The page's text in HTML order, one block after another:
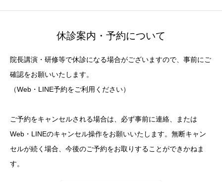
休診案内・予約について
院長講演・研修等で休診になる場合がございますので、事前にご
確認をお願いいたします。
（Web・LINE予約をご利用ください）
ご予約をキャンセルされる場合は、必ず事前に連絡、または
Web・LINEのキャンセル操作をお願いいたします。無断キャン
セルが続く場合、今後のご予約をお取りすることができかねま
す。